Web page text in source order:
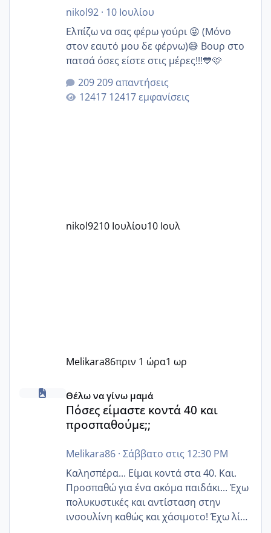
nikol92· 10 Ιουλίου
Ελπίζω να σας φέρω γούρι 😜 (Μόνο
στον εαυτό μου δε φέρνω)😅 Βουρ στο
πατσά όσες είστε στις μέρες!!!💙🩷
209 απαντήσεις
12417 εμφανίσεις
nikol9210 Ιουλίου10 Ιουλ
Melikara86πριν 1 ώρα1 ωρ
Πόσες είμαστε κοντά 40 και προσπαθούμε;;
Θέλω να γίνω μαμά
Πόσες είμαστε κοντά 40 και
προσπαθούμε;;
Melikara86· Σάββατο στις 12:30 PM
Καλησπέρα... Είμαι κοντά στα 40. Και.
Προσπαθώ για ένα ακόμα παιδάκι... Έχω
πολυκυστικές και αντίσταση στην
ινσουλίνη καθώς και χάσιμοτο! Έχω λίγα